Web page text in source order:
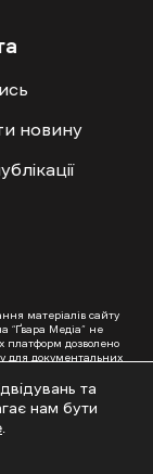
новину
матеріалів сайту
“Ґвара Медіа” не
платформ дозволено
для документальних
01353. Поштова
скринька
та
нам бути